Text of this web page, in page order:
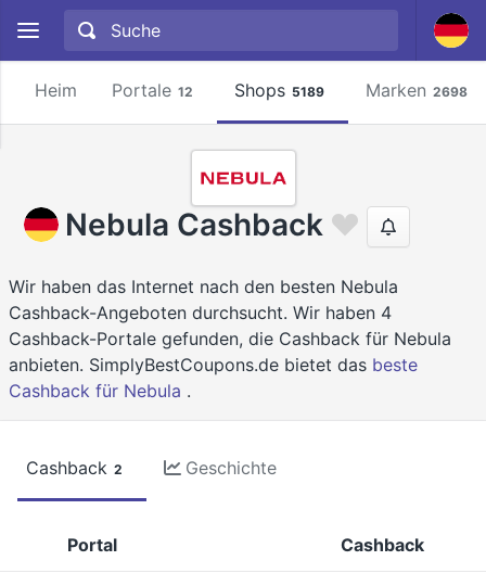
Heim Portale 12 Shops 5189 Marken 2698
Nebula Cashback
Wir haben das Internet nach den besten Nebula
Cashback-Angeboten durchsucht. Wir haben 4
Cashback-Portale gefunden, die Cashback für Nebula
anbieten. SimplyBestCoupons.de bietet das beste
Cashback für Nebula .
Cashback 2 Geschichte
Portal Cashback